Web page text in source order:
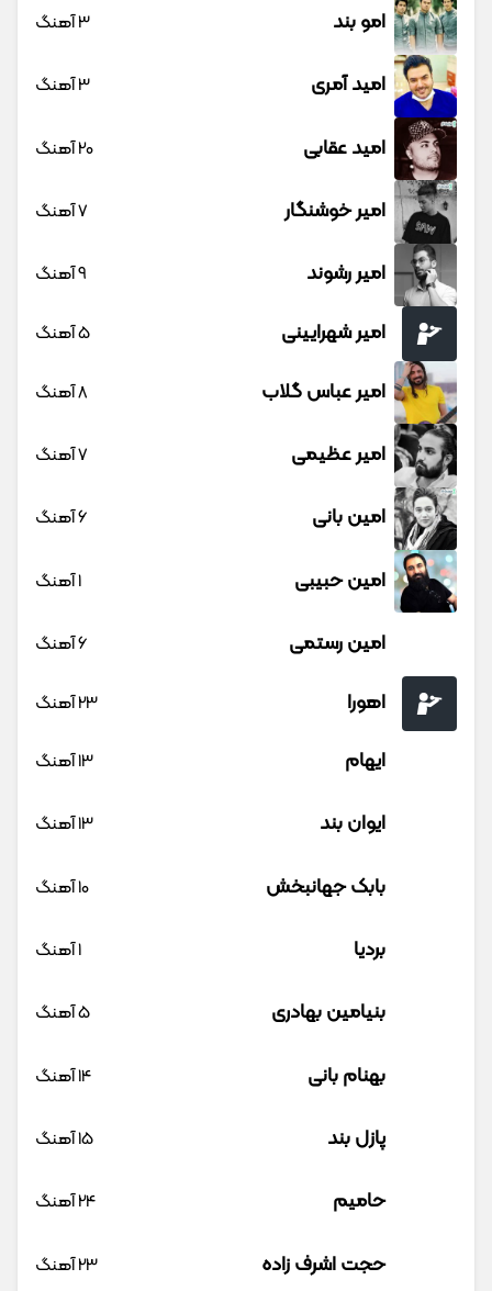
امو بند 3 آهنگ
امید آمری 3 آهنگ
امید عقابی 20 آهنگ
امیر خوشنگار 7 آهنگ
امیر رشوند 9 آهنگ
امیر شهرایینی 5 آهنگ
امیر عباس گلاب 8 آهنگ
امیر عظیمی 7 آهنگ
امین بانی 6 آهنگ
امین حبیبی 1 آهنگ
امین رستمی 6 آهنگ
اهورا 23 آهنگ
ایهام 13 آهنگ
ایوان بند 13 آهنگ
بابک جهانبخش 10 آهنگ
بردیا 1 آهنگ
بنیامین بهادری 5 آهنگ
بهنام بانی 14 آهنگ
پازل بند 15 آهنگ
حامیم 24 آهنگ
حجت اشرف زاده 23 آهنگ